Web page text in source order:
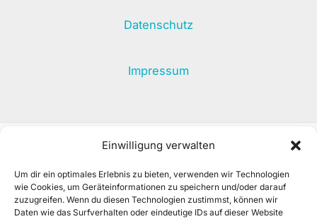
Einwilligung verwalten
Um dir ein optimales Erlebnis zu bieten, verwenden wir Technologien
wie Cookies, um Geräteinformationen zu speichern und/oder darauf
zuzugreifen. Wenn du diesen Technologien zustimmst, können wir
Daten wie das Surfverhalten oder eindeutige IDs auf dieser Website
Datenschutz
Impressum
Informationszwecken und kann keinen Arzt ersetzen.
Wir übernehmen keine Haftung für die Korrektheit.